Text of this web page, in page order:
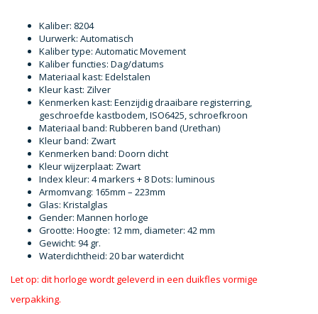
Kaliber: 8204
Uurwerk: Automatisch
Kaliber type: Automatic Movement
Kaliber functies: Dag/datums
Materiaal kast: Edelstalen
Kleur kast: Zilver
Kenmerken kast: Eenzijdig draaibare registerring,
geschroefde kastbodem, ISO6425, schroefkroon
Materiaal band: Rubberen band (Urethan)
Kleur band: Zwart
Kenmerken band: Doorn dicht
Kleur wijzerplaat: Zwart
Index kleur: 4 markers + 8 Dots: luminous
Armomvang: 165mm – 223mm
Glas: Kristalglas
Gender: Mannen horloge
Grootte: Hoogte: 12 mm, diameter: 42 mm
Gewicht: 94 gr.
Waterdichtheid: 20 bar waterdicht
Let op: dit horloge wordt geleverd in een duikfles vormige
verpakking.